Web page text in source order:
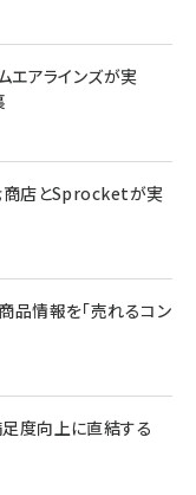
エアラインズが実
商店とSprocketが実
品情報を「売れるコン
度向上に直結する